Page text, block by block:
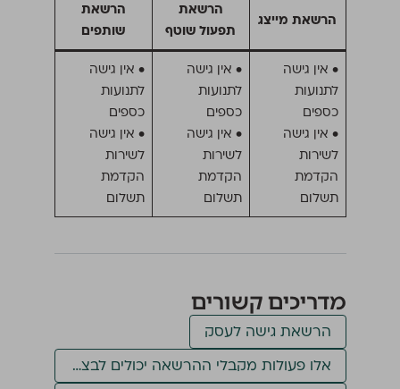
הרשאת מייצג
הרשאת
תפעול שוטף
הרשאת
שותפים
• אין גישה
לתנועות
כספים
• אין גישה
לשירות
הקדמת
תשלום
• אין גישה
לתנועות
כספים
• אין גישה
לשירות
הקדמת
תשלום
• אין גישה
לתנועות
כספים
• אין גישה
לשירות
הקדמת
תשלום
מדריכים קשורים
הרשאת גישה לעסק
אלו פעולות מקבלי ההרשאה יכולים לבצע בעסק שלי?